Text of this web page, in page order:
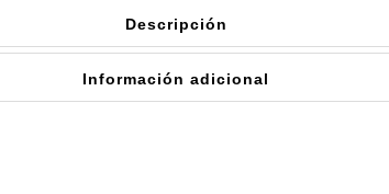
Descripción
Información adicional